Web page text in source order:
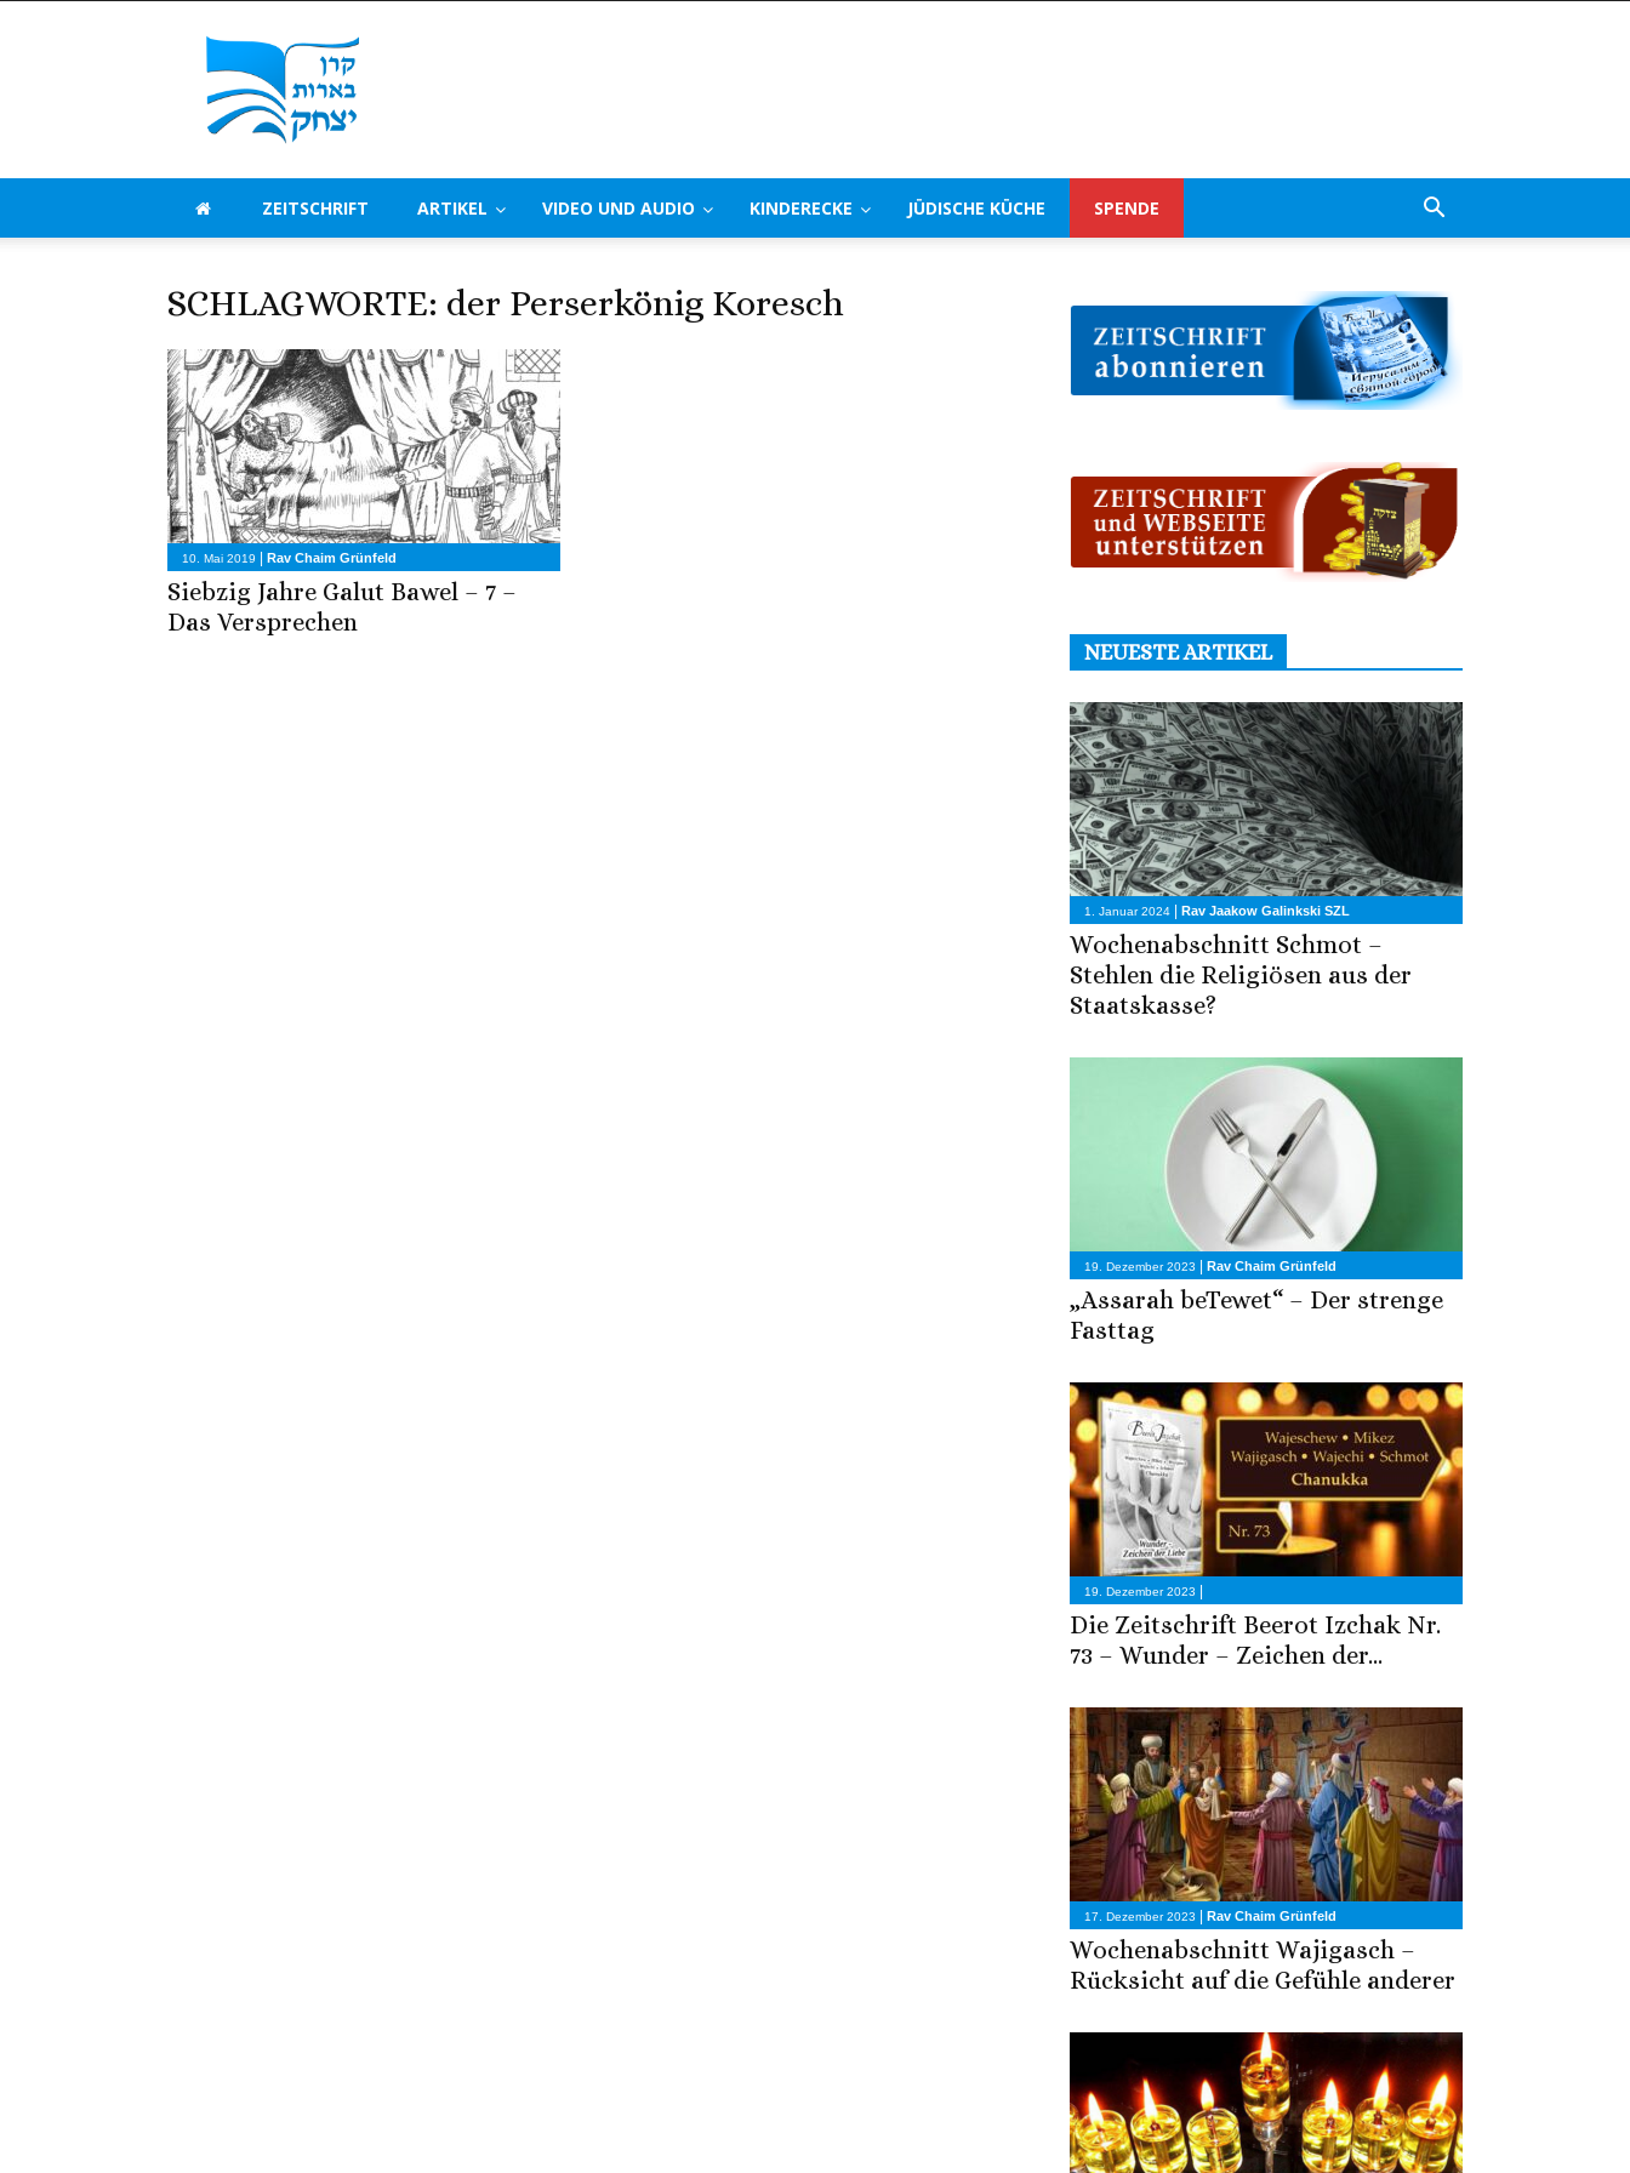
Beerot
Izchak
Deutschland
ZEITSCHRIFT ARTIKEL VIDEO UND AUDIO KINDERECKE JÜDISCHE KÜCHE SPENDE
SCHLAGWORTE: der Perserkönig Koresch
10. Mai 2019 Rav Chaim Grünfeld
Siebzig Jahre Galut Bawel – 7 –
Das Versprechen
NEUESTE ARTIKEL
1. Januar 2024 | Rav Jaakow Galinkski SZL
Wochenabschnitt Schmot –
Stehlen die Religiösen aus der
Staatskasse?
19. Dezember 2023 | Rav Chaim Grünfeld
„Assarah beTewet“ – Der strenge
Fasttag
19. Dezember 2023 |
Die Zeitschrift Beerot Izchak Nr.
73 – Wunder – Zeichen der...
17. Dezember 2023 | Rav Chaim Grünfeld
Wochenabschnitt Wajigasch –
Rücksicht auf die Gefühle anderer